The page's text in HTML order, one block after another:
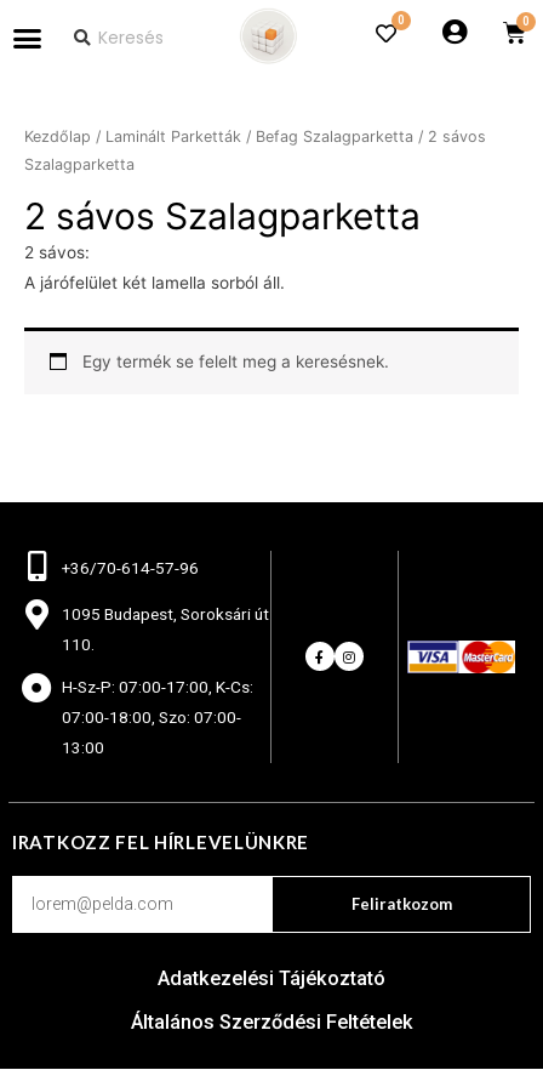
0
Kezdőlap / Laminált Parketták / Befag Szalagparketta / 2 sávos
Szalagparketta
2 sávos Szalagparketta
2 sávos:
A járófelület két lamella sorból áll.
Egy termék se felelt meg a keresésnek.
+36/70-614-57-96
1095 Budapest, Soroksári út
110.
H-Sz-P: 07:00-17:00, K-Cs:
07:00-18:00, Szo: 07:00-
13:00
IRATKOZZ FEL HÍRLEVELÜNKRE
Feliratkozom
Adatkezelési Tájékoztató
Általános Szerződési Feltételek